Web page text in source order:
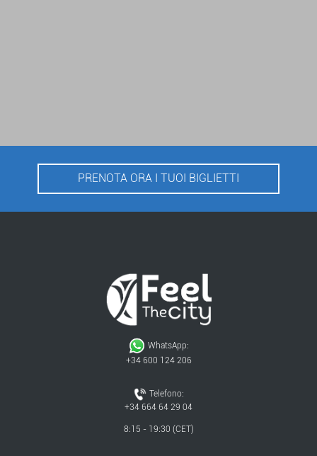
PRENOTA ORA I TUOI BIGLIETTI
WhatsApp:
+34 600 124 206
Telefono:
+34 664 64 29 04
8:15 - 19:30 (CET)